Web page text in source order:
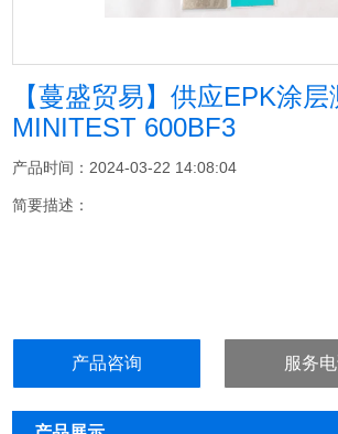
【蔓盛贸易】供应EPK涂层
MINITEST 600BF3
产品时间：2024-03-22 14:08:04
简要描述：
产品咨询 服务